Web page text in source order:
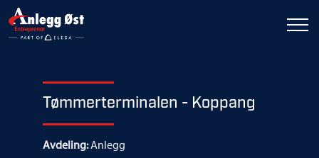
Tømmerterminalen - Koppang
Avdeling:Anlegg